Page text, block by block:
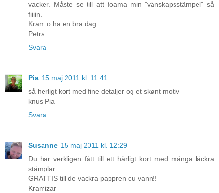
vacker. Måste se till att foama min "vänskapsstämpel" så
fiiiin.
Kram o ha en bra dag.
Petra
Svara
Pia 15 maj 2011 kl. 11:41
så herligt kort med fine detaljer og et skønt motiv
knus Pia
Svara
Susanne 15 maj 2011 kl. 12:29
Du har verkligen fått till ett härligt kort med många läckra
stämplar...
GRATTIS till de vackra pappren du vann!!
Kramizar